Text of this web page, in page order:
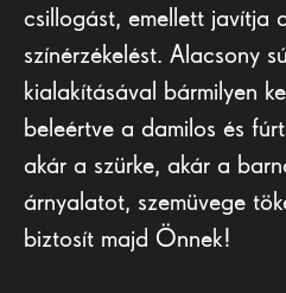
csillogást, emellett javítja
színérzékelést. Alacsony
kialakításával bármilyen
beleértve a damilos és
akár a szürke, akár a
árnyalatot, szemüvege
biztosít majd Önnek!